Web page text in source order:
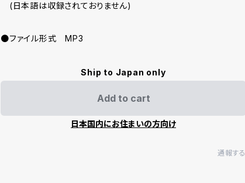
(日本語は収録されておりません)
●ファイル形式 MP3
Ship to Japan only
Add to cart
日本国内にお住まいの方向け
通報する